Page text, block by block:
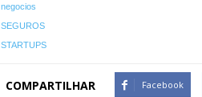
negocios
SEGUROS
STARTUPS
COMPARTILHAR Facebook